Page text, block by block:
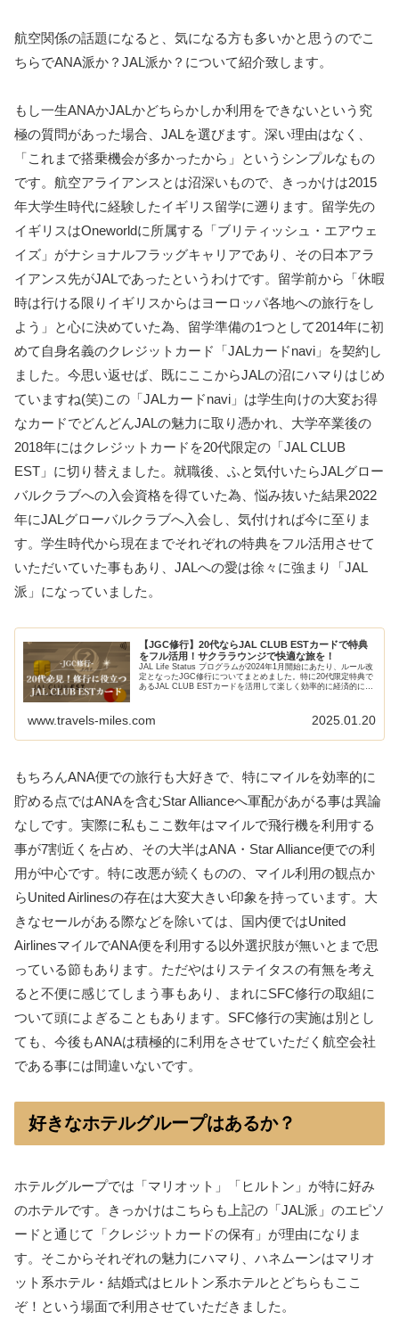
航空関係の話題になると、気になる方も多いかと思うのでこ
ちらでANA派か？JAL派か？について紹介致します。
もし一生ANAかJALかどちらかしか利用をできないという究
極の質問があった場合、JALを選びます。深い理由はなく、
「これまで搭乗機会が多かったから」というシンプルなもの
です。航空アライアンスとは沼深いもので、きっかけは2015
年大学生時代に経験したイギリス留学に遡ります。留学先の
イギリスはOneworldに所属する「ブリティッシュ・エアウェ
イズ」がナショナルフラッグキャリアであり、その日本アラ
イアンス先がJALであったというわけです。留学前から「休暇
時は行ける限りイギリスからはヨーロッパ各地への旅行をし
よう」と心に決めていた為、留学準備の1つとして2014年に初
めて自身名義のクレジットカード「JALカードnavi」を契約し
ました。今思い返せば、既にここからJALの沼にハマりはじめ
ていますね(笑)この「JALカードnavi」は学生向けの大変お得
なカードでどんどんJALの魅力に取り憑かれ、大学卒業後の
2018年にはクレジットカードを20代限定の「JAL CLUB
EST」に切り替えました。就職後、ふと気付いたらJALグロー
バルクラブへの入会資格を得ていた為、悩み抜いた結果2022
年に‎JALグローバルクラブへ入会し、気付ければ今に至りま
す。学生時代から現在までそれぞれの特典をフル活用させて
いただいていた事もあり、JALへの愛は徐々に強まり「JAL
派」になっていました。
【JGC修行】20代ならJAL CLUB ESTカードで特典
をフル活用！サクララウンジで快適な旅を！
JAL Life Status プログラムが2024年1月開始にあたり、ルール改
定となったJGC修行についてまとめました。特に20代限定特典で
あるJAL CLUB ESTカードを活用して楽しく効率的に経済的に修
www.travels-miles.com 2025.01.20
もちろんANA便での旅行も大好きで、特にマイルを効率的に
貯める点ではANAを含むStar Allianceへ軍配があがる事は異論
なしです。実際に私もここ数年はマイルで飛行機を利用する
事が7割近くを占め、その大半はANA・Star Alliance便での利
用が中心です。特に改悪が続くものの、マイル利用の観点か
らUnited Airlinesの存在は大変大きい印象を持っています。大
きなセールがある際などを除いては、国内便ではUnited
AirlinesマイルでANA便を利用する以外選択肢が無いとまで思
っている節もあります。ただやはりステイタスの有無を考え
ると不便に感じてしまう事もあり、まれにSFC修行の取組に
ついて頭によぎることもあります。SFC修行の実施は別とし
ても、今後もANAは積極的に利用をさせていただく航空会社
である事には間違いないです。
好きなホテルグループはあるか？
ホテルグループでは「マリオット」「ヒルトン」が特に好み
のホテルです。きっかけはこちらも上記の「JAL派」のエピソ
ードと通じて「クレジットカードの保有」が理由になりま
す。そこからそれぞれの魅力にハマり、ハネムーンはマリオ
ット系ホテル・結婚式はヒルトン系ホテルとどちらもここ
ぞ！という場面で利用させていただきました。